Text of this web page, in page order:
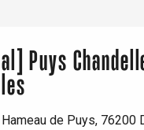
Puys
Hameau de Puys, 76200